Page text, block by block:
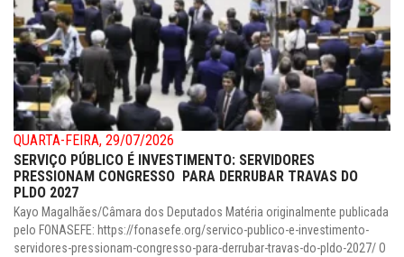
QUARTA-FEIRA, 29/07/2026
SERVIÇO PÚBLICO É INVESTIMENTO: SERVIDORES
PRESSIONAM CONGRESSO PARA DERRUBAR TRAVAS DO
PLDO 2027
Kayo Magalhães/Câmara dos Deputados Matéria originalmente publicada
pelo FONASEFE: https://fonasefe.org/servico-publico-e-investimento-
servidores-pressionam-congresso-para-derrubar-travas-do-pldo-2027/ O